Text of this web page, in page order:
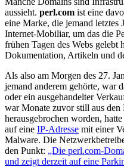
aussieht. perl.com ist eine
eine Marke, die jemand letztes
Internet-Mobiliar, um das die
frühen Tagen des Webs gelebt
Dokumentation, Artikeln und
Als also am Morgen des 27.
jemand anderem gehörte, war
oder ein ausgehandelter
war Monate zuvor still aus den
herausgebrochen worden,
auf eine IP-Adresse mit einer
Malware. Die
den Punkt: „Die perl.com-
und zeigt derzeit auf eine